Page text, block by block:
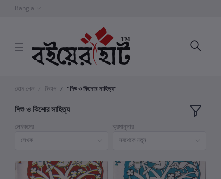
Bangla
হোম পেজ বিভাগ "শিশু ও কিশোর সাহিত্য"
শিশু ও কিশোর সাহিত্য
লেখকদের
লেখক
ক্রমানুসার
সবথেকে নতুন